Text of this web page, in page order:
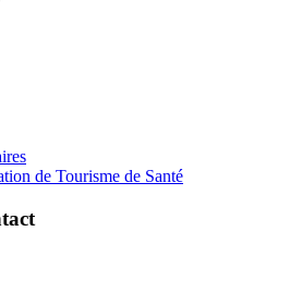
de Tourisme de Santé